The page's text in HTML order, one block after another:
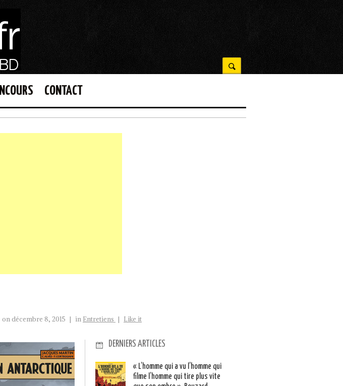
CONTACT
on décembre 8, 2015 | in Entretiens | Like it
DERNIERS ARTICLES
« L’homme qui a vu l’homme qui
filme l’homme qui tire plus vite